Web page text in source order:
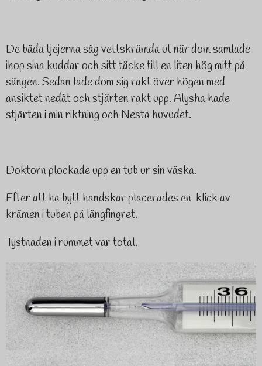
De båda tjejerna såg vettskrämda ut när dom samlade
ihop sina kuddar och sitt täcke till en liten hög mitt på
sängen. Sedan lade dom sig rakt över högen med
ansiktet nedåt och stjärten rakt upp. Alysha hade
stjärten i min riktning och Nesta huvudet.
Doktorn plockade upp en tub ur sin väska.
Efter att ha bytt handskar placerades en klick av
krämen i tuben på långfingret.
Tystnaden i rummet var total.